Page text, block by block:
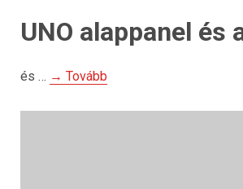
UNO alappanel és
és … → Tovább